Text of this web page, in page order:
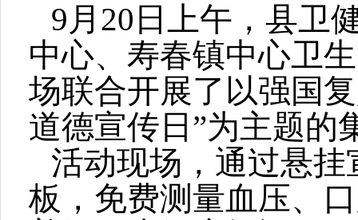
9月20日上午，县卫
中心、寿春镇中心卫
场联合开展了以强国
道德宣传日”为主题的
活动现场，通过悬
板，免费测量血压、